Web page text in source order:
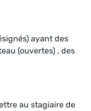
ayant des
(ouvertes) , des
au stagiaire de